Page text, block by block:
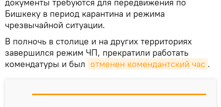
документы требуются для передвижения по
Бишкеку в период карантина и режима
чрезвычайной ситуации.
В полночь в столице и на других территориях
завершился режим ЧП, прекратили работать
комендатуры и был отменен комендантский час .